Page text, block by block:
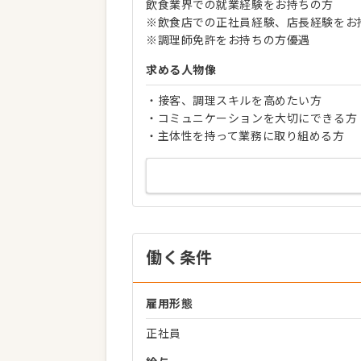
飲食業界での就業経験をお持ちの方
※飲食店での正社員経験、店長経験をお
※調理師免許をお持ちの方優遇
求める人物像
・接客、調理スキルを高めたい方
・コミュニケーションを大切にできる方
・主体性を持って業務に取り組める方
働く条件
雇用形態
正社員